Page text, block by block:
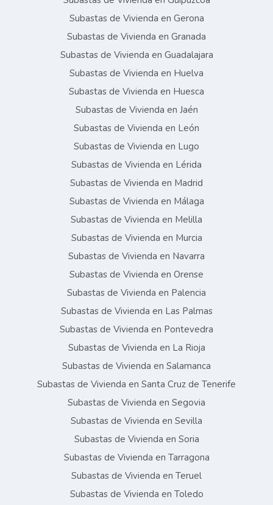
Subastas de Vivienda en Gerona
Subastas de Vivienda en Granada
Subastas de Vivienda en Guadalajara
Subastas de Vivienda en Huelva
Subastas de Vivienda en Huesca
Subastas de Vivienda en Jaén
Subastas de Vivienda en León
Subastas de Vivienda en Lugo
Subastas de Vivienda en Lérida
Subastas de Vivienda en Madrid
Subastas de Vivienda en Málaga
Subastas de Vivienda en Melilla
Subastas de Vivienda en Murcia
Subastas de Vivienda en Navarra
Subastas de Vivienda en Orense
Subastas de Vivienda en Palencia
Subastas de Vivienda en Las Palmas
Subastas de Vivienda en Pontevedra
Subastas de Vivienda en La Rioja
Subastas de Vivienda en Salamanca
Subastas de Vivienda en Santa Cruz de Tenerife
Subastas de Vivienda en Segovia
Subastas de Vivienda en Sevilla
Subastas de Vivienda en Soria
Subastas de Vivienda en Tarragona
Subastas de Vivienda en Teruel
Subastas de Vivienda en Toledo